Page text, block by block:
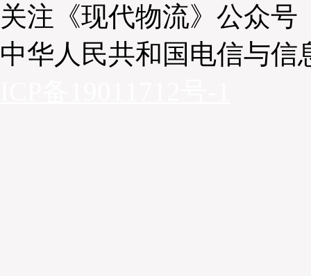
关注《现代物流》公众号
中华人民共和国电信与